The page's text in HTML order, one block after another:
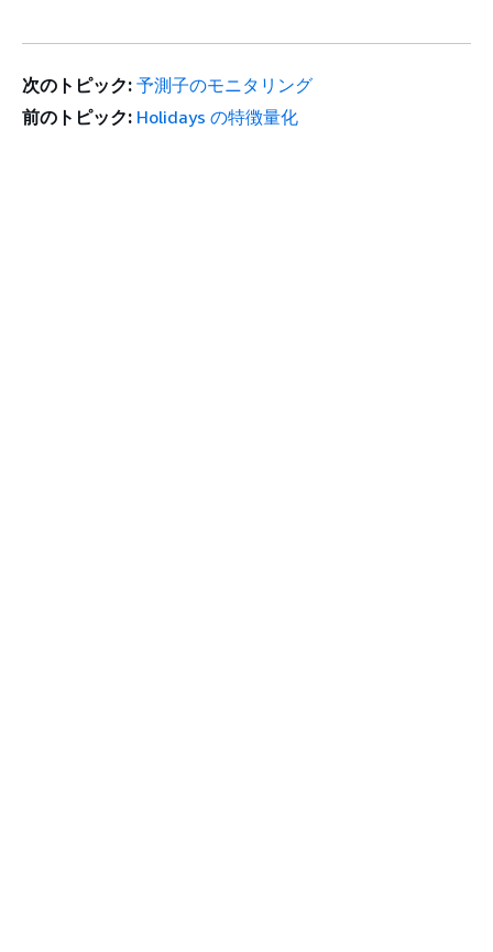
次のトピック: 予測子のモニタリング
前のトピック: Holidays の特徴量化